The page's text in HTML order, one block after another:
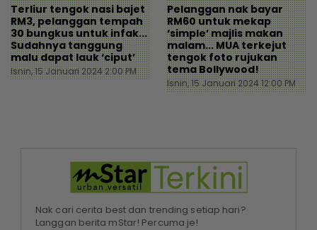
Terliur tengok nasi bajet
RM3, pelanggan tempah
30 bungkus untuk infak...
Sudahnya tanggung
malu dapat lauk ‘ciput’
Isnin, 15 Januari 2024 2:00 PM
Pelanggan nak bayar
RM60 untuk mekap
‘simple’ majlis makan
malam... MUA terkejut
tengok foto rujukan
tema Bollywood!
Isnin, 15 Januari 2024 12:00 PM
Nak cari cerita best dan trending setiap hari?
Langgan berita mStar! Percuma je!